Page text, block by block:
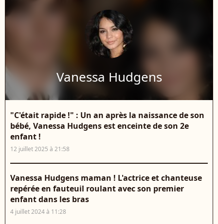
Vanessa Hudgens
"C'était rapide !" : Un an après la naissance de son
bébé, Vanessa Hudgens est enceinte de son 2e
enfant !
12 juillet 2025 à 21:58
Vanessa Hudgens maman ! L'actrice et chanteuse
repérée en fauteuil roulant avec son premier
enfant dans les bras
4 juillet 2024 à 11:28